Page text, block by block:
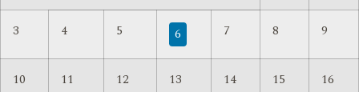
3 4 5 6 7 8 9
10 11 12 13 14 15 16